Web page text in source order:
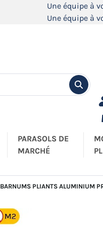
Une équipe à
Une équipe à
PARASOLS DE
MARCHÉ
BARNUMS PLIANTS ALUMINIUM